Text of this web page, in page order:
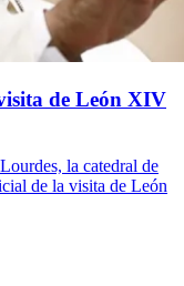
de León XIV
la catedral de
de la visita de León